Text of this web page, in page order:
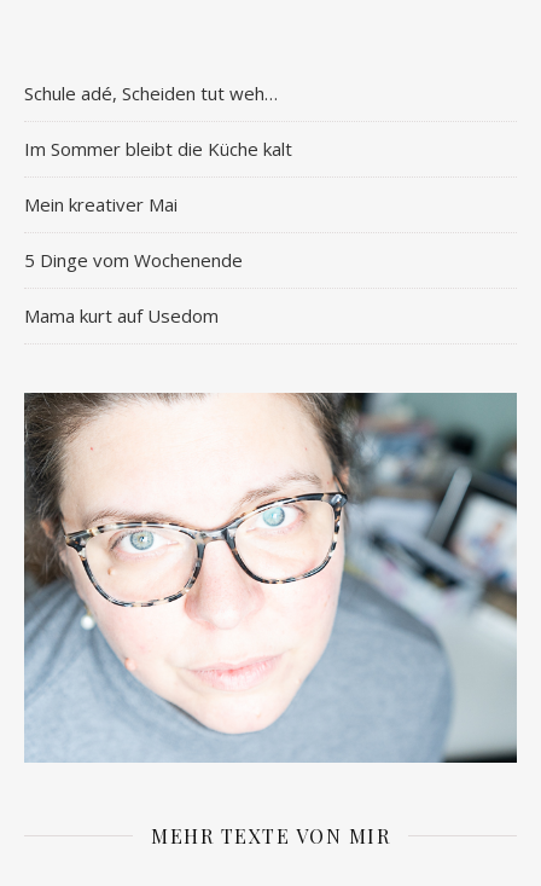
Schule adé, Scheiden tut weh…
Im Sommer bleibt die Küche kalt
Mein kreativer Mai
5 Dinge vom Wochenende
Mama kurt auf Usedom
MEHR TEXTE VON MIR